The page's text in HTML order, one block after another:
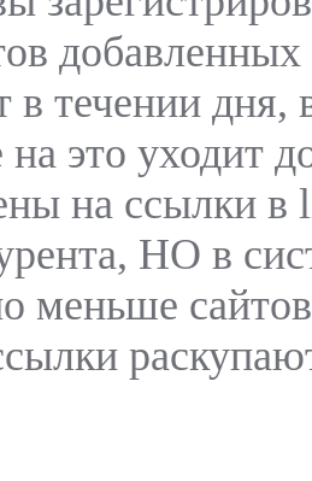
добавленных
в течении дня,
на это уходит
на ссылки
НО в
меньше